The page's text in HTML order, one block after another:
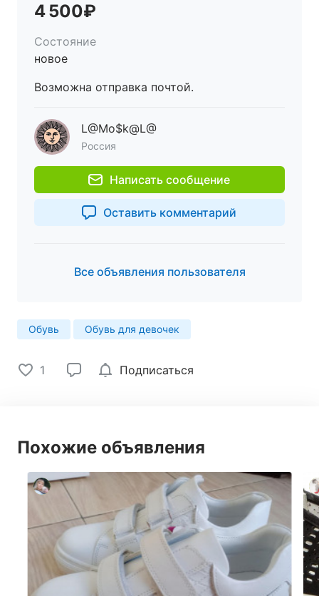
4 500₽
Состояние
новое
Возможна отправка почтой.
L@Mo$k@L@
Россия
Написать сообщение
Оставить комментарий
Все объявления пользователя
Обувь Обувь для девочек
1 Подписаться
Похожие объявления